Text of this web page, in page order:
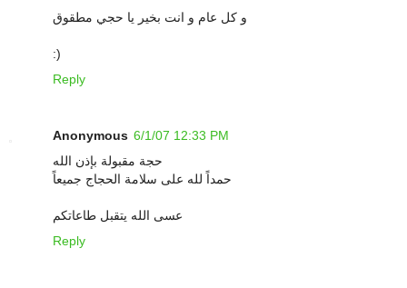
و كل عام و انت بخير يا حجي مطقوق
:)
Reply
Anonymous 6/1/07 12:33 PM
حجة مقبولة بإذن الله
حمداً لله على سلامة الحجاج جميعاً
عسى الله يتقبل طاعاتكم
Reply